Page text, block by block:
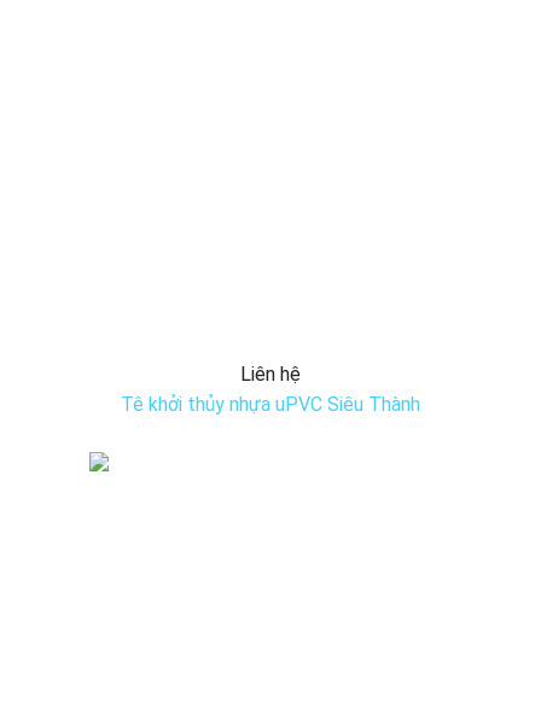
Liên hệ
Tê khởi thủy nhựa uPVC Siêu Thành